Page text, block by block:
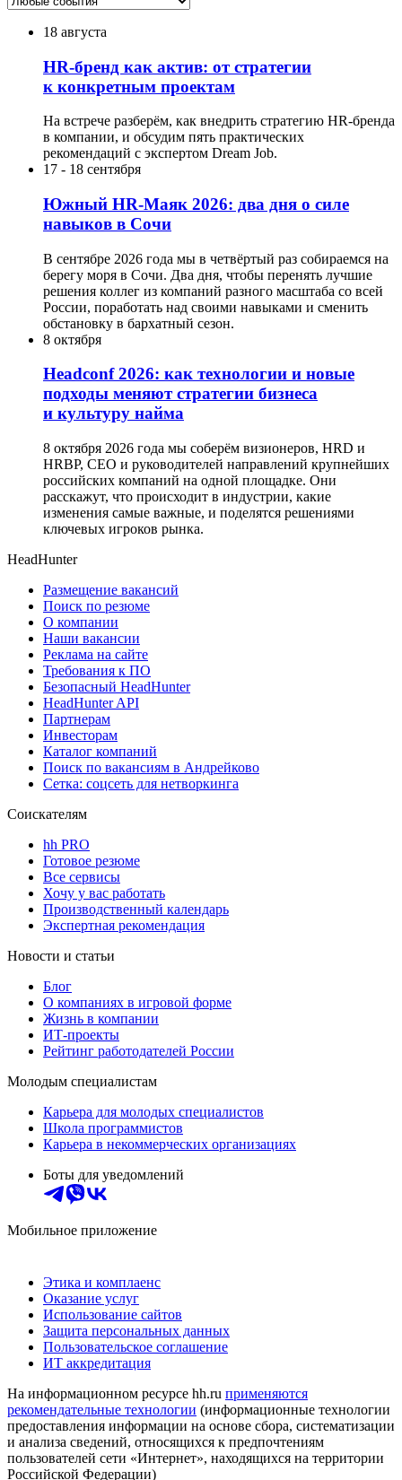
18 августа
HR-бренд как актив: от стратегии
к конкретным проектам
На встрече разберём, как внедрить стратегию HR-бренда
в компании, и обсудим пять практических
рекомендаций с экспертом Dream Job.
17 - 18 сентября
Южный HR-Маяк 2026: два дня о силе
навыков в Сочи
В сентябре 2026 года мы в четвёртый раз собираемся на
берегу моря в Сочи. Два дня, чтобы перенять лучшие
решения коллег из компаний разного масштаба со всей
России, поработать над своими навыками и сменить
обстановку в бархатный сезон.
8 октября
Headсonf 2026: как технологии и новые
подходы меняют стратегии бизнеса
и культуру найма
8 октября 2026 года мы соберём визионеров, HRD и
HRBP, СЕО и руководителей направлений крупнейших
российских компаний на одной площадке. Они
расскажут, что происходит в индустрии, какие
изменения самые важные, и поделятся решениями
ключевых игроков рынка.
HeadHunter
Размещение вакансий
Поиск по резюме
О компании
Наши вакансии
Реклама на сайте
Требования к ПО
Безопасный HeadHunter
HeadHunter API
Партнерам
Инвесторам
Каталог компаний
Поиск по вакансиям в Андрейково
Сетка: соцсеть для нетворкинга
Соискателям
hh PRO
Готовое резюме
Все сервисы
Хочу у вас работать
Производственный календарь
Экспертная рекомендация
Новости и статьи
Блог
О компаниях в игровой форме
Жизнь в компании
ИТ-проекты
Рейтинг работодателей России
Молодым специалистам
Карьера для молодых специалистов
Школа программистов
Карьера в некоммерческих организациях
Боты для уведомлений
Мобильное приложение
Этика и комплаенс
Оказание услуг
Использование сайтов
Защита персональных данных
Пользовательское соглашение
ИТ аккредитация
На информационном ресурсе hh.ru применяются
рекомендательные технологии (информационные технологии
предоставления информации на основе сбора, систематизации
и анализа сведений, относящихся к предпочтениям
пользователей сети «Интернет», находящихся на территории
Российской Федерации)